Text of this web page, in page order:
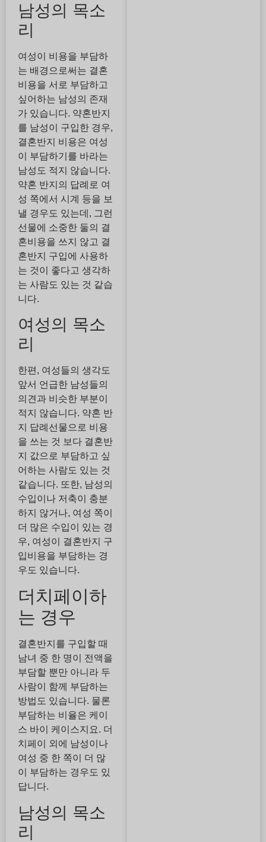
남성의 목소
리
여성이 비용을 부담하
는 배경으로써는 결혼
비용을 서로 부담하고
싶어하는 남성의 존재
가 있습니다. 약혼반지
를 남성이 구입한 경우,
결혼반지 비용은 여성
이 부담하기를 바라는
남성도 적지 않습니다.
약혼 반지의 답례로 여
성 쪽에서 시계 등을 보
낼 경우도 있는데, 그런
선물에 소중한 둘의 결
혼비용을 쓰지 않고 결
혼반지 구입에 사용하
는 것이 좋다고 생각하
는 사람도 있는 것 같습
니다.
여성의 목소
리
한편, 여성들의 생각도
앞서 언급한 남성들의
의견과 비슷한 부분이
적지 않습니다. 약혼 반
지 답례선물으로 비용
을 쓰는 것 보다 결혼반
지 값으로 부담하고 싶
어하는 사람도 있는 것
같습니다. 또한, 남성의
수입이나 저축이 충분
하지 않거나, 여성 쪽이
더 많은 수입이 있는 경
우, 여성이 결혼반지 구
입비용을 부담하는 경
우도 있습니다.
더치페이하
는 경우
결혼반지를 구입할 때
남녀 중 한 명이 전액을
부담할 뿐만 아니라 두
사람이 함께 부담하는
방법도 있습니다. 물론
부담하는 비율은 케이
스 바이 케이스지요. 더
치페이 외에 남성이나
여성 중 한 쪽이 더 많
이 부담하는 경우도 있
답니다.
남성의 목소
리